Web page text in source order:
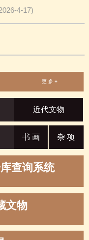
4-17)
更 多 +
近代文物
书 画 杂 项
查询系统
文物